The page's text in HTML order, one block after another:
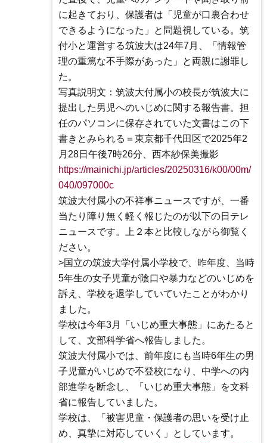
に起きており、保護者は「児童が口裏合わせ
できるようになった」と問題視している。筑
付小と運営する筑波大は24年7月、「情報管
理の重篤な不手際があった」と両親に謝罪し
た。
写真説明文：筑波大付属小の校長が筑波大に
提出した男児へのいじめに関する報告書。担
任のパソコンに保存されていた文書はこの下
書きとみられる＝東京都千代田区で2025年2
月28日午後7時26分、西本紗保美撮影
https://mainichi.jp/articles/20250316/k00/00m/
040/097000c
筑波大付属小の不祥事ニュースですが、一番
当たり障り無く軽く報じたのが以下の日テレ
ニュースです。上２本と比較しながら御覧く
ださい。
>国立の筑波大学付属小学校で、昨年度、当時
5年生の女子児童が陰口や暴力などのいじめを
訴え、学校を退学していていたことがわかり
ました。
学校は今年3月「いじめ重大事態」にあたると
して、文部科学省へ報告しました。
筑波大付属小では、前年度にも当時6年生の男
子児童がいじめで不登校になり、中学への内
部進学を断念し、「いじめ重大事態」を文科
省に報告していました。
学校は、「被害児童・保護者の思いを受け止
め、真摯に対応していく」としています。